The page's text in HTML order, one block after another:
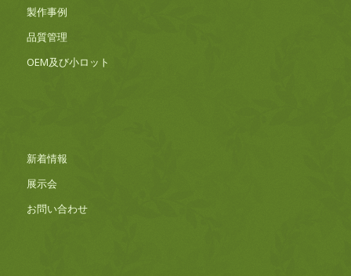
製作事例
品質管理
OEM及び小ロット
新着情報
展示会
お問い合わせ